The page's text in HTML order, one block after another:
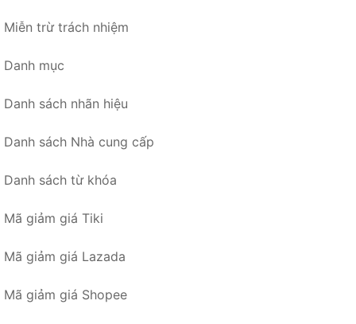
Miễn trừ trách nhiệm
Danh mục
Danh sách nhãn hiệu
Danh sách Nhà cung cấp
Danh sách từ khóa
Mã giảm giá Tiki
Mã giảm giá Lazada
Mã giảm giá Shopee